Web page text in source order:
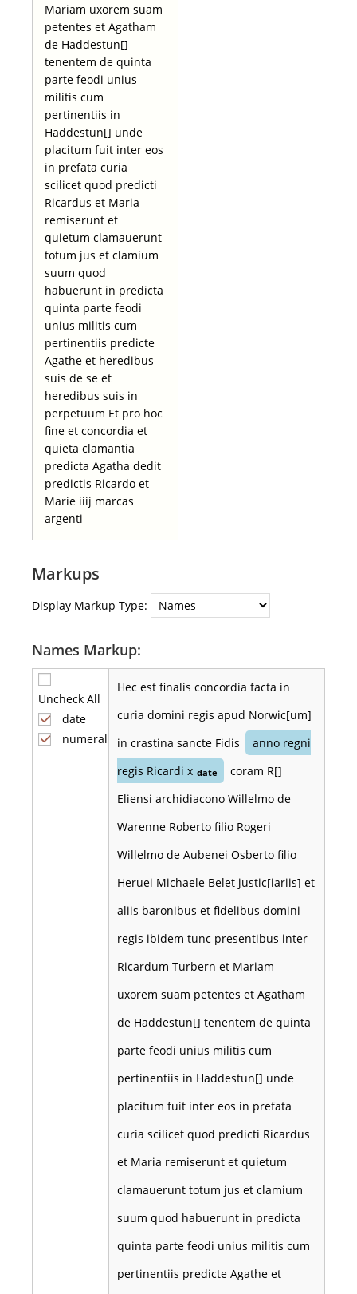
Mariam uxorem suam
petentes et Agatham
de Haddestun[]
tenentem de quinta
parte feodi unius
militis cum
pertinentiis in
Haddestun[] unde
placitum fuit inter eos
in prefata curia
scilicet quod predicti
Ricardus et Maria
remiserunt et
quietum clamauerunt
totum jus et clamium
suum quod
habuerunt in predicta
quinta parte feodi
unius militis cum
pertinentiis predicte
Agathe et heredibus
suis de se et
heredibus suis in
perpetuum Et pro hoc
fine et concordia et
quieta clamantia
predicta Agatha dedit
predictis Ricardo et
Marie iiij marcas
argenti
Markups
Display Markup Type:
Names Markup:
Uncheck All
date
numeral
Hec est finalis concordia facta in
curia domini regis apud Norwic[um]
in crastina sancte Fidis
anno regni
regis Ricardi x date
coram R[]
Eliensi archidiacono Willelmo de
Warenne Roberto filio Rogeri
Willelmo de Aubenei Osberto filio
Heruei Michaele Belet justic[iariis] et
aliis baronibus et fidelibus domini
regis ibidem tunc presentibus inter
Ricardum Turbern et Mariam
uxorem suam petentes et Agatham
de Haddestun[] tenentem de quinta
parte feodi unius militis cum
pertinentiis in Haddestun[] unde
placitum fuit inter eos in prefata
curia scilicet quod predicti Ricardus
et Maria remiserunt et quietum
clamauerunt totum jus et clamium
suum quod habuerunt in predicta
quinta parte feodi unius militis cum
pertinentiis predicte Agathe et